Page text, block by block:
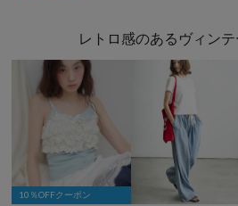
レトロ感のあるヴィン
10％OFFクーポン